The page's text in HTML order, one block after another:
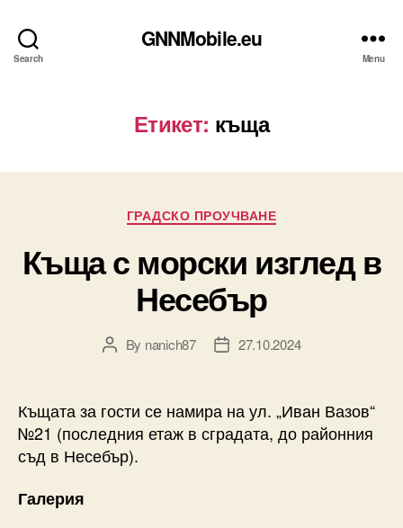
Search
GNNMobile.eu
Menu
Етикет: къща
Categories
ГРАДСКО ПРОУЧВАНЕ
Къща с морски изглед в
Несебър
PostBy nanich87
Post27.10.2024
Къщата за гости се намира на ул. „Иван Вазов“
№21 (последния етаж в сградата, до районния
съд в Несебър).
Галерия